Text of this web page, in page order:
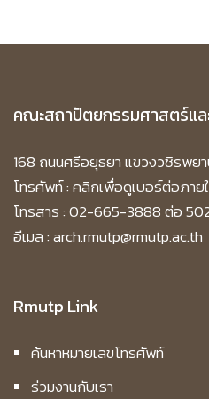
คณะสถาปัตยกรรมศาสตร์แล
168 ถนนศรีอยุธยา แขวงวชิรพย
โทรศัพท์ :คลิกเพื่อดูเบอร์ต่อภาย
โทรสาร : 02-665-3888 ต่อ
อีเมล : arch.rmutp@rmutp.ac.th
Rmutp Link
ค้นหาหมายเลขโทรศัพท์
ร่วมงานกับเรา